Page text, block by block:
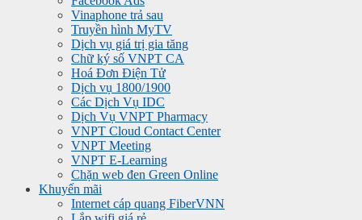
Vinaphone trả sau
Truyền hình MyTV
Dịch vụ giá trị gia tăng
Chữ ký số VNPT CA
Hoá Đơn Điện Tử
Dịch vụ 1800/1900
Các Dịch Vụ IDC
Dịch Vụ VNPT Pharmacy
VNPT Cloud Contact Center
VNPT Meeting
VNPT E-Learning
Chặn web đen Green Online
Khuyến mãi
Internet cáp quang FiberVNN